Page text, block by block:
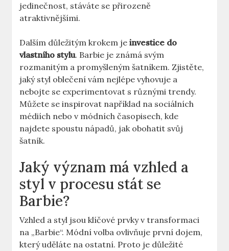
jedinečnost, stáváte se přirozeně
atraktivnějšími.
Dalším důležitým krokem jeinvestice do
vlastního stylu. Barbie je známá svým
rozmanitým a promyšleným šatníkem. Zjistěte,
jaký styl oblečení vám nejlépe vyhovuje a
nebojte se experimentovat s různými trendy.
Můžete se inspirovat například na sociálních
médiích nebo v módních časopisech, kde
najdete spoustu nápadů, jak obohatit svůj
šatník.
Jaký význam má vzhled a
styl v procesu stát se
Barbie?
Vzhled a styl jsou klíčové prvky v transformaci
na „Barbie“. Módní volba ovlivňuje první dojem,
který uděláte na ostatní. Proto je důležité